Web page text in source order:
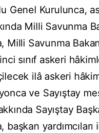
Genel Kurulunca,
Milli Savunma
Milli Savunma
sınıf askeri
ilâ askeri
ve Sayıştay
Sayıştay
başkan yardımcıları